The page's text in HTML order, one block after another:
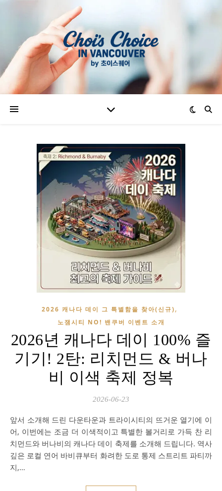
2026 캐나다 데이 그 특별함을 찾아(신규),
노잼시티 NO! 밴쿠버 이벤트 소개
2026년 캐나다 데이 100% 즐
기기! 2탄: 리치먼드 & 버나
비 이색 축제 정복
2026-06-23
앞서 소개해 드린 다운타운과 트라이시티의 뜨거운 열기에 이
어, 이번에는 조금 더 이색적이고 특별한 볼거리로 가득 찬 리
치먼드와 버나비의 캐나다 데이 축제를 소개해 드립니다. 역사
깊은 로컬 연어 바비큐부터 화려한 도로 통제 스트리트 파티까
지,…